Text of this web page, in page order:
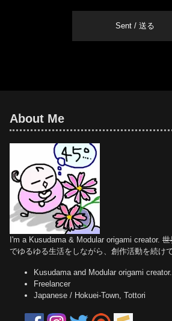
About Me
I'm a Kusudama & Modular origami creator. 世
でゆるゆる生活をしながら、創作活動を続けて
Kusudama and Modular origami creator.
Freelancer
Japanese / Hokuei-Town, Tottori